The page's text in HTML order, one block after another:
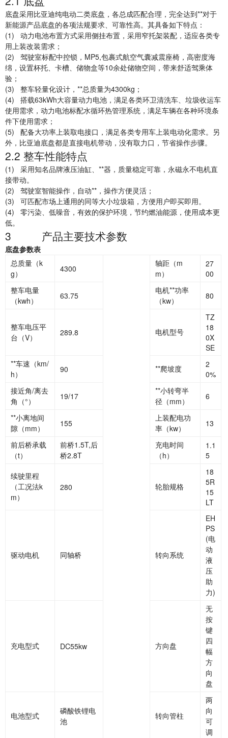
底盘采用比亚迪纯电动二类底盘，各总成匹配合理，完全达到**对于
新能源产品底盘的各项法规要求、可靠性高。其具备如下特点：
(1) 动力电池布置方式采用侧挂布置，采用窄托架装配，适应各类专
用上装改装需求；
(2) 驾驶室标配中控锁，MP5,包裹式航空气囊减震座椅，高密度海
绵，设置杯托、卡槽、储物盒等10余处储物空间，带来舒适驾乘体
验；
(3) 整车轻量化设计，**总质量为4300kg；
(4) 搭载63kWh大容量动力电池，满足各类环卫清洗车、垃圾收运车
使用需求，动力电池标配水循环热管理系统，满足车辆在各种环境条
件下使用需求；
(5) 配备大功率上装取电接口，满足各类专用车上装电动化需求。另
外，比亚迪底盘都是直接电机带动，没有取力口，节省操作步骤。
2.2 整车性能特点
(1) 采用知名品牌液压油缸、**器，质量稳定可靠，永磁永不电机直
接带动。
(2) 驾驶室智能操作，自动**，操作方便灵活；
(3) 可匹配市场上通用的同等大小垃圾箱，方便用户即买即用。
(4) 零污染、低噪音，有效的保护环境，节约燃油能源，使用成本更
低。
3 产品主要技术参数
底盘参数表
总质量（k
g）
4300
轴距（m
m）
27
00
整车电量
（kwh）
63.75
电机**功率
（kw）
80
整车电压平
台（V）
289.8 电机型号
TZ
18
0X
SE
**车速（km/
h）
90 **爬坡度
2
0%
接近角/离去
角（°）
19/17
**小转弯半
径（mm）
6
**小离地间
隙（mm）
155
上装配电功
率（kw）
13
前后桥承载
（t）
前桥1.5T,后
桥2.8T
充电时间
（h）
1.1
5
续驶里程
（工况法k
m）
280 轮胎规格
18
5R
15
LT
驱动电机 同轴桥 转向系统
EH
PS
(电
动
液
压
助
力)
充电型式 DC55kw 方向盘
无
按
键
四
幅
方
向
盘
电池型式
磷酸铁锂电
池
转向管柱
两
向
可
调